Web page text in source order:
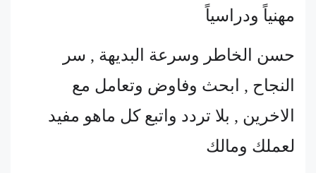
مهنياً ودراسياً
حسن الخاطر وسرعة البديهة , سر
النجاح , ابحث وفاوض وتعامل مع
الاخرين , بلا تردد واتبع كل ماهو مفيد
لعملك ومالك